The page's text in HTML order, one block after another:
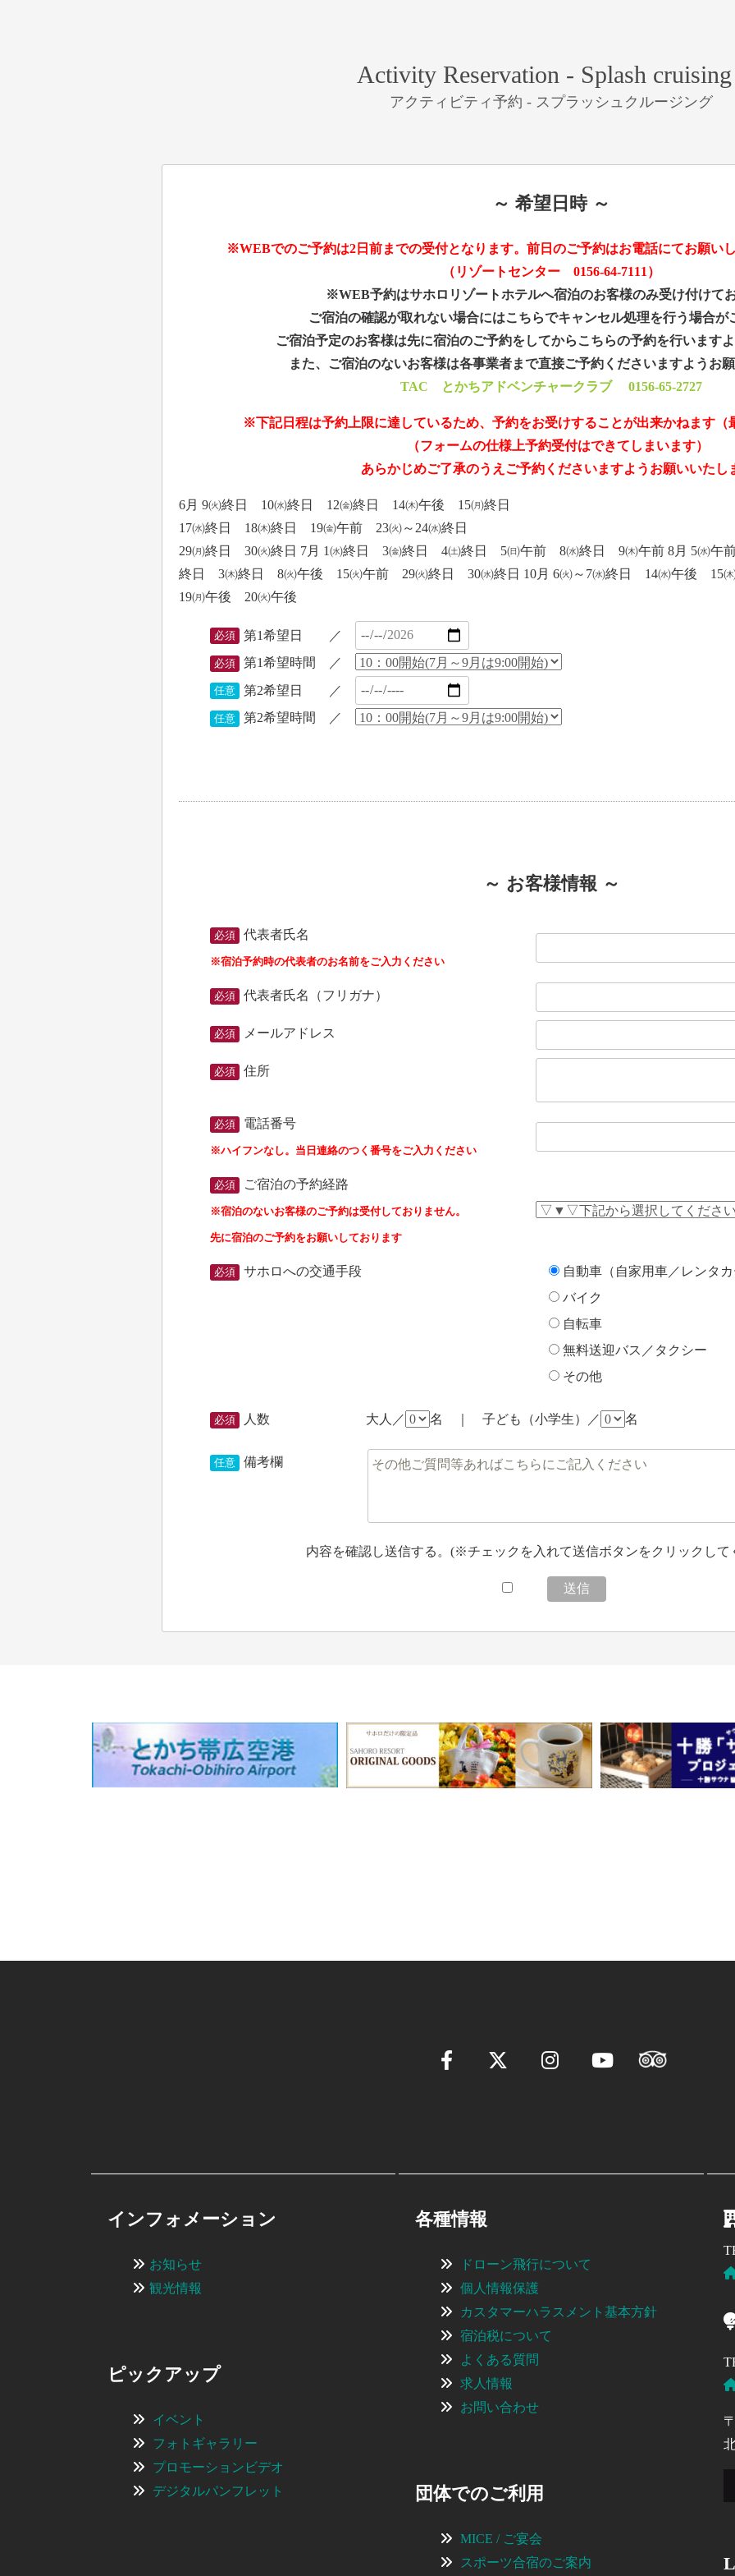
Activity Reservation - Splash
アクティビティ予約 - スプラッシュクルージング
～ 希望日時 ～
※WEBでのご予約は2日前までの受付となります。前日のご予約はお電話にてお願い
（リゾートセンター 0156-64-7111）
※WEB予約はサホロリゾートホテルへ宿泊のお客様のみ受け付けて
ご宿泊の確認が取れない場合にはこちらでキャンセル処理を行う場合が
ご宿泊予定のお客様は先に宿泊のご予約をしてからこちらの予約を行います
また、ご宿泊のないお客様は各事業者まで直接ご予約くださいますようお
TAC とかちアドベンチャークラブ
0156-65-2727
※下記日程は予約上限に達しているため、予約をお受けすることが出来かねます（
（フォームの仕様上予約受付はできてしまいます）
あらかじめご了承のうえご予約くださいますようお願いいたし
6月 9㈫終日 10㈬終日 12㈮終日 14㈭午後 15㈪終日
17㈬終日 18㈭終日 19㈮午前 23㈫～24㈬終日
29㈪終日 30㈫終日 7月 1㈬終日 3㈮終日 4㈯終日 5㈰午前 8㈬終日 9㈭午前 8月 5㈬午
終日 3㈭終日 8㈫午後 15㈫午前 29㈫終日 30㈬終日 10月 6㈫～7㈬終日 14㈬午後
19㈪午後 20㈫午後
必須 第1希望日 ／
必須 第1希望時間 ／
任意 第2希望日 ／
任意 第2希望時間 ／
～ お客様情報 ～
必須 代表者氏名
※宿泊予約時の代表者のお名前をご入力ください
必須 代表者氏名（フリガナ）
必須 メールアドレス
必須 住所
必須 電話番号
※ハイフンなし。当日連絡のつく番号をご入力ください
必須 ご宿泊の予約経路
※宿泊のないお客様のご予約は受付しておりません。
先に宿泊のご予約をお願いしております
必須 サホロへの交通手段
自動車（自家用車／レンタ
バイク
自転車
無料送迎バス／タクシー
その他
必須 人数 大人／ 名 ｜ 子ども（小学生）／ 名
任意 備考欄
内容を確認し送信する。(※チェックを入れて送信ボタンをクリックして
インフォメーション
お知らせ
観光情報
ピックアップ
イベント
フォトギャラリー
プロモーションビデオ
デジタルパンフレット
各種情報
ドローン飛行について
個人情報保護
カスタマーハラスメント基本方針
宿泊税について
よくある質問
求人情報
お問い合わせ
団体でのご利用
MICE / ご宴会
スポーツ合宿のご案内